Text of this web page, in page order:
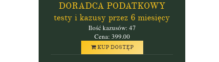
DORADCA PODATKOWY
testy i kazusy przez 6 miesięcy
Ilość kazusów: 47
Cena: 399.00
KUP DOSTĘP